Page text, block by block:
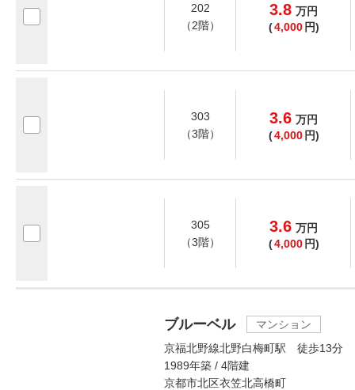
202
（2階）
3.8 万円
(4,000 円)
303
（3階）
3.6 万円
(4,000 円)
305
（3階）
3.6 万円
(4,000 円)
ブルーベル
マンション
京福北野線北野白梅町駅 徒歩13分
1989年築 / 4階建
京都市北区衣笠北高橋町